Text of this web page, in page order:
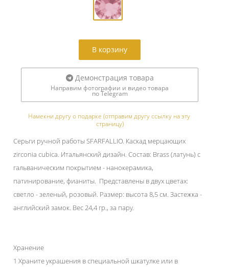
В корзину
Демонстрация товара
Направим фотографии и видео товара
по Telegram
Намекни другу о подарке (отправим другу ссылку на эту
страницу)
Серьги ручной работы SFARFALLIO. Каскад мерцающих
zirconia cubica. Итальянский дизайн. Состав: Brass (латунь) с
гальваническим покрытием - нанокерамика,
патинирование, фианиты. Представлены в двух цветах:
светло - зеленый, розовый. Размер: высота 8,5 см. Застежка -
английский замок. Вес 24,4 гр., за пару.
Хранение
1 Храните украшения в специальной шкатулке или в